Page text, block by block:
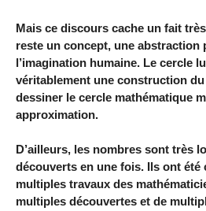
Mais ce discours cache un fait
reste un concept, une abstraction
l’imagination humaine. Le cercle
véritablement une construction
dessiner le cercle mathématique
approximation.
D’ailleurs, les nombres sont très
découverts en une fois. Ils ont été
multiples travaux des
multiples découvertes et de